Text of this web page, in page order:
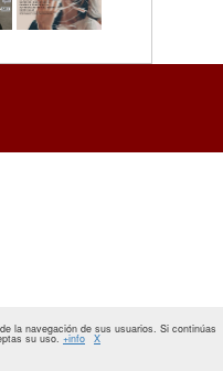
la navegación de sus usuarios. Si continúas
su uso. +info X